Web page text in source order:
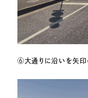
⑥大通りに沿いを矢印